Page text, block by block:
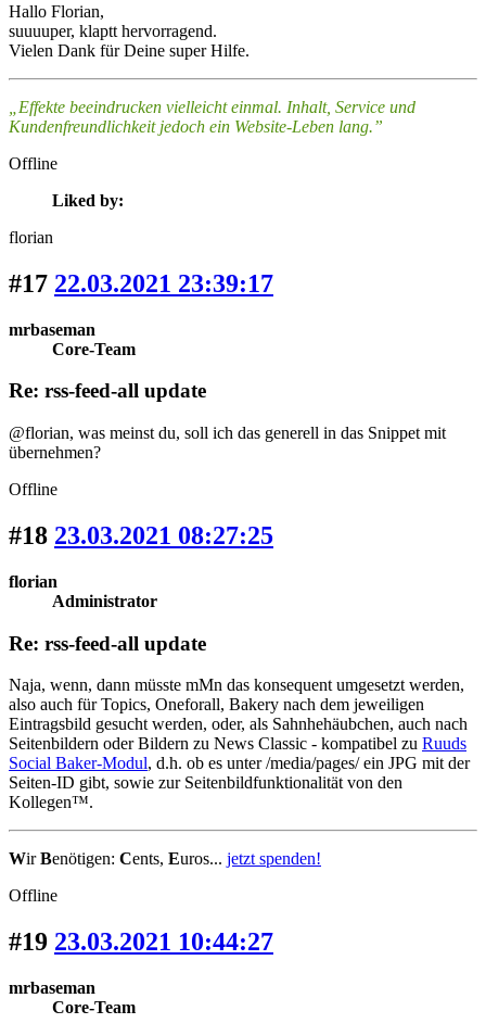
Hallo Florian,
suuuuper, klaptt hervorragend.
Vielen Dank für Deine super Hilfe.
„Effekte beeindrucken vielleicht einmal. Inhalt, Service und
Kundenfreundlichkeit jedoch ein Website-Leben lang.”
Offline
Liked by:
florian
#17 22.03.2021 23:39:17
mrbaseman
Core-Team
Re: rss-feed-all update
@florian, was meinst du, soll ich das generell in das Snippet mit
übernehmen?
Offline
#18 23.03.2021 08:27:25
florian
Administrator
Re: rss-feed-all update
Naja, wenn, dann müsste mMn das konsequent umgesetzt werden,
also auch für Topics, Oneforall, Bakery nach dem jeweiligen
Eintragsbild gesucht werden, oder, als Sahnhehäubchen, auch nach
Seitenbildern oder Bildern zu News Classic - kompatibel zu Ruuds
Social Baker-Modul, d.h. ob es unter /media/pages/ ein JPG mit der
Seiten-ID gibt, sowie zur Seitenbildfunktionalität von den
Kollegen™.
WirBenötigen: Cents, Euros... jetzt spenden!
Offline
#19 23.03.2021 10:44:27
mrbaseman
Core-Team